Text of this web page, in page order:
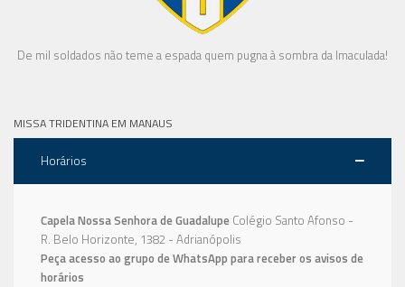
De mil soldados não teme a espada quem pugna à sombra da Imaculada!
MISSA TRIDENTINA EM MANAUS
Horários
Capela Nossa Senhora de Guadalupe Colégio Santo Afonso -
R. Belo Horizonte, 1382 - Adrianópolis
Peça acesso ao grupo de WhatsApp para receber os avisos de
horários